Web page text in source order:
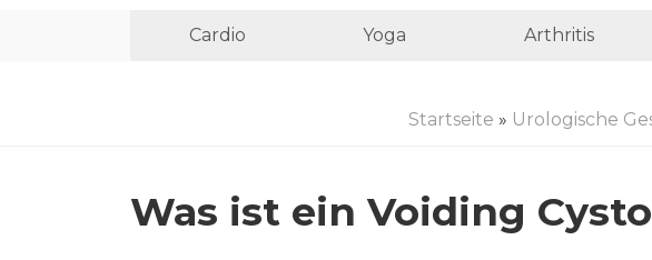
Cardio Yoga Arthritis
Startseite » Urologische
Was ist ein Voiding